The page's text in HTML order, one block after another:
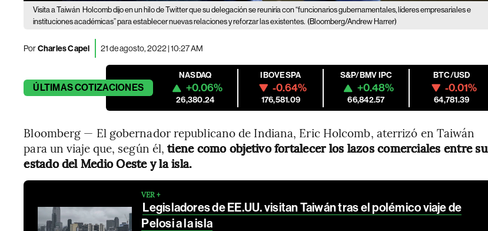
Visita a Taiwán Holcomb dijo en un hilo de Twitter que su delegación se reuniría con “funcionarios gubernamentales, líderes empresariales e
instituciones académicas” para establecer nuevas relaciones y reforzar las existentes. (Bloomberg/Andrew Harrer)
PorCharles Capel 21 de agosto, 2022 | 10:27 AM
ÚLTIMASCOTIZACIONES
NASDAQ
+0.06%
26,380.24
IBOVESPA
-0.64%
176,581.09
S&P/BMV IPC
+0.48%
66,842.57
BTC/USD
-0.01%
64,781.39
Bloomberg — El gobernador republicano de Indiana, Eric Holcomb, aterrizó en Taiwán
para un viaje que, según él,tiene como objetivo fortalecer los lazos comerciales entre su
estado del Medio Oeste y la isla.
VER +
Legisladores de EE.UU. visitan Taiwán tras el polémico viaje de
Pelosi a la isla